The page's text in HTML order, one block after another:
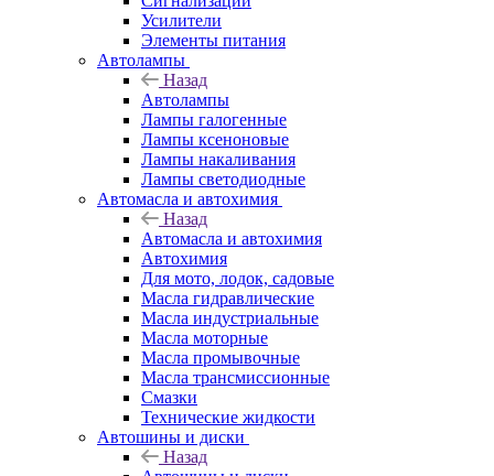
Усилители
Элементы питания
Автолампы
Назад
Автолампы
Лампы галогенные
Лампы ксеноновые
Лампы накаливания
Лампы светодиодные
Автомасла и автохимия
Назад
Автомасла и автохимия
Автохимия
Для мото, лодок, садовые
Масла гидравлические
Масла индустриальные
Масла моторные
Масла промывочные
Масла трансмиссионные
Смазки
Технические жидкости
Автошины и диски
Назад